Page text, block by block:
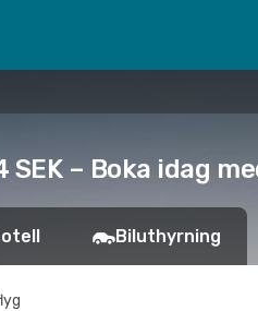
– Boka idag
Biluthyrning